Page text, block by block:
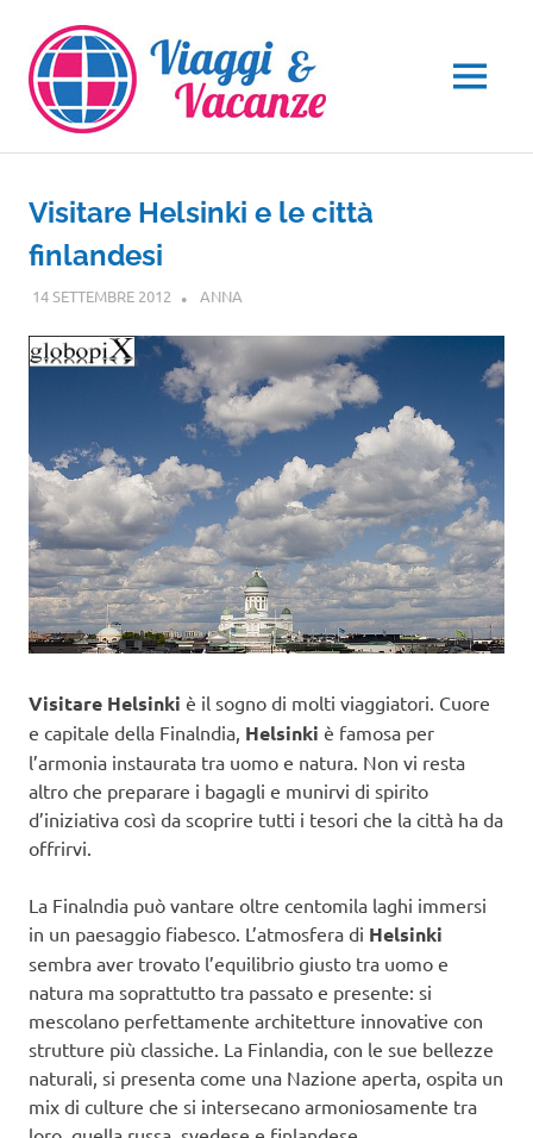
contenuto
MENU
Visitare Helsinki e le città
finlandesi
14 SETTEMBRE 2012 ANNA
Visitare Helsinki è il sogno di molti viaggiatori. Cuore
e capitale della Finalndia, Helsinki è famosa per
l’armonia instaurata tra uomo e natura. Non vi resta
altro che preparare i bagagli e munirvi di spirito
d’iniziativa così da scoprire tutti i tesori che la città ha da
offrirvi.
La Finalndia può vantare oltre centomila laghi immersi
in un paesaggio fiabesco. L’atmosfera di Helsinki
sembra aver trovato l’equilibrio giusto tra uomo e
natura ma soprattutto tra passato e presente: si
mescolano perfettamente architetture innovative con
strutture più classiche. La Finlandia, con le sue bellezze
naturali, si presenta come una Nazione aperta, ospita un
mix di culture che si intersecano armoniosamente tra